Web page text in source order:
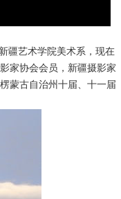
艺术学院美术系，现在
家协会会员，新疆摄影家
蒙古自治州十届、十一届